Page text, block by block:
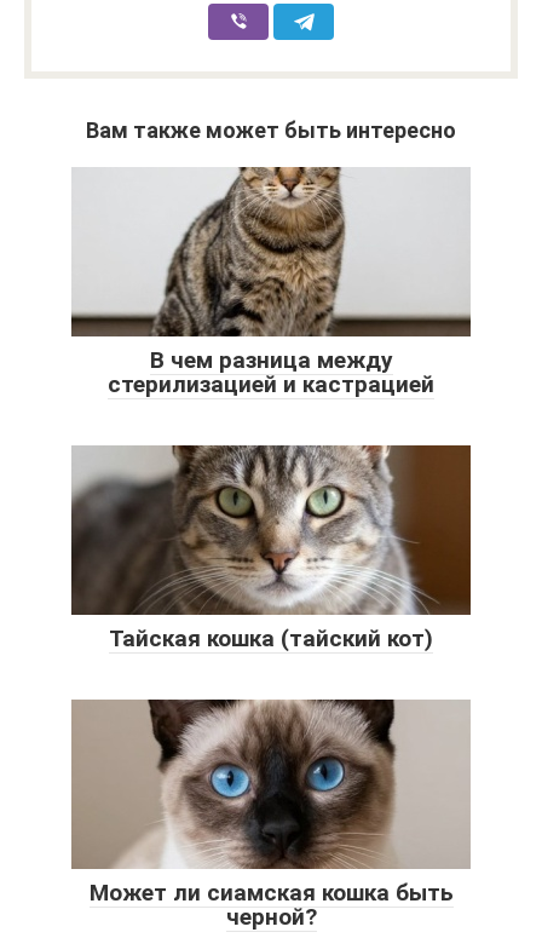
Вам также может быть интересно
В чем разница между
стерилизацией и кастрацией
Тайская кошка (тайский кот)
Может ли сиамская кошка быть
черной?